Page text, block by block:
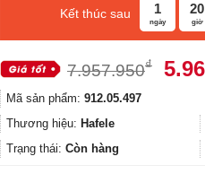
Kết thúc sau 1
ngày
20
giờ
7.957.950₫
Giá
Mã sản phẩm: 912.05.497
Thương hiệu: Hafele
Trạng thái: Còn hàng